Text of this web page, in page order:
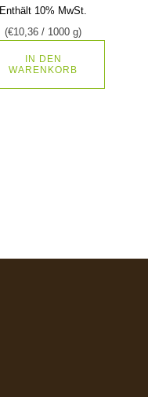
Enthält 10% MwSt.
(€10,36 / 1000 g)
IN DEN
WARENKORB